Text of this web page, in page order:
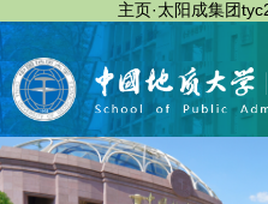
主页·太阳成集团